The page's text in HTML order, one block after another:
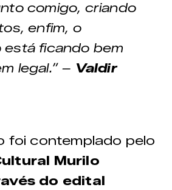
comigo, criando
enfim, o
ficando bem
legal.” – Valdir
foi contemplado pelo
Murilo
do edital